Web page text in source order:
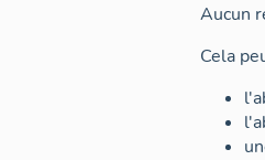
Aucun
Cela